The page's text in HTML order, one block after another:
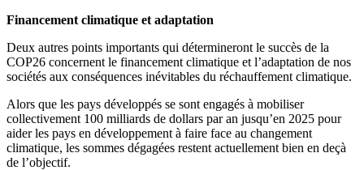
Financement climatique et adaptation
Deux autres points importants qui détermineront le succès de la
COP26 concernent le financement climatique et l’adaptation de nos
sociétés aux conséquences inévitables du réchauffement climatique.
Alors que les pays développés se sont engagés à mobiliser
collectivement 100 milliards de dollars par an jusqu’en 2025 pour
aider les pays en développement à faire face au changement
climatique, les sommes dégagées restent actuellement bien en deçà
de l’objectif.